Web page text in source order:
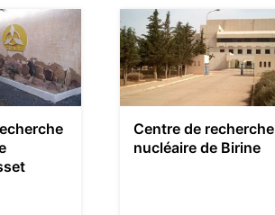
Centre de recherche
nucléaire de Birine